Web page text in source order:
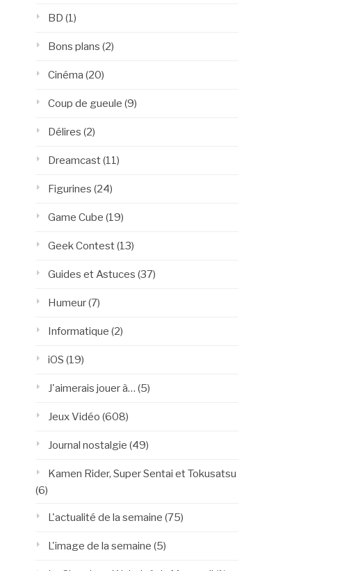
BD (1)
Bons plans (2)
Cinéma (20)
Coup de gueule (9)
Délires (2)
Dreamcast(11)
Figurines (24)
Game Cube (19)
Geek Contest(13)
Guides et Astuces (37)
Humeur(7)
Informatique (2)
iOS (19)
J'aimerais jouer à… (5)
Jeux Vidéo (608)
Journal nostalgie (49)
Kamen Rider, Super Sentai et Tokusatsu
(6)
L'actualité de la semaine (75)
L'image de la semaine (5)